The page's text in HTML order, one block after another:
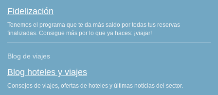
Fidelización
Tenemos el programa que te da más saldo por todas tus reservas
finalizadas. Consigue más por lo que ya haces: ¡viajar!
Blog de viajes
Blog hoteles y viajes
Consejos de viajes, ofertas de hoteles y últimas noticias del sector.